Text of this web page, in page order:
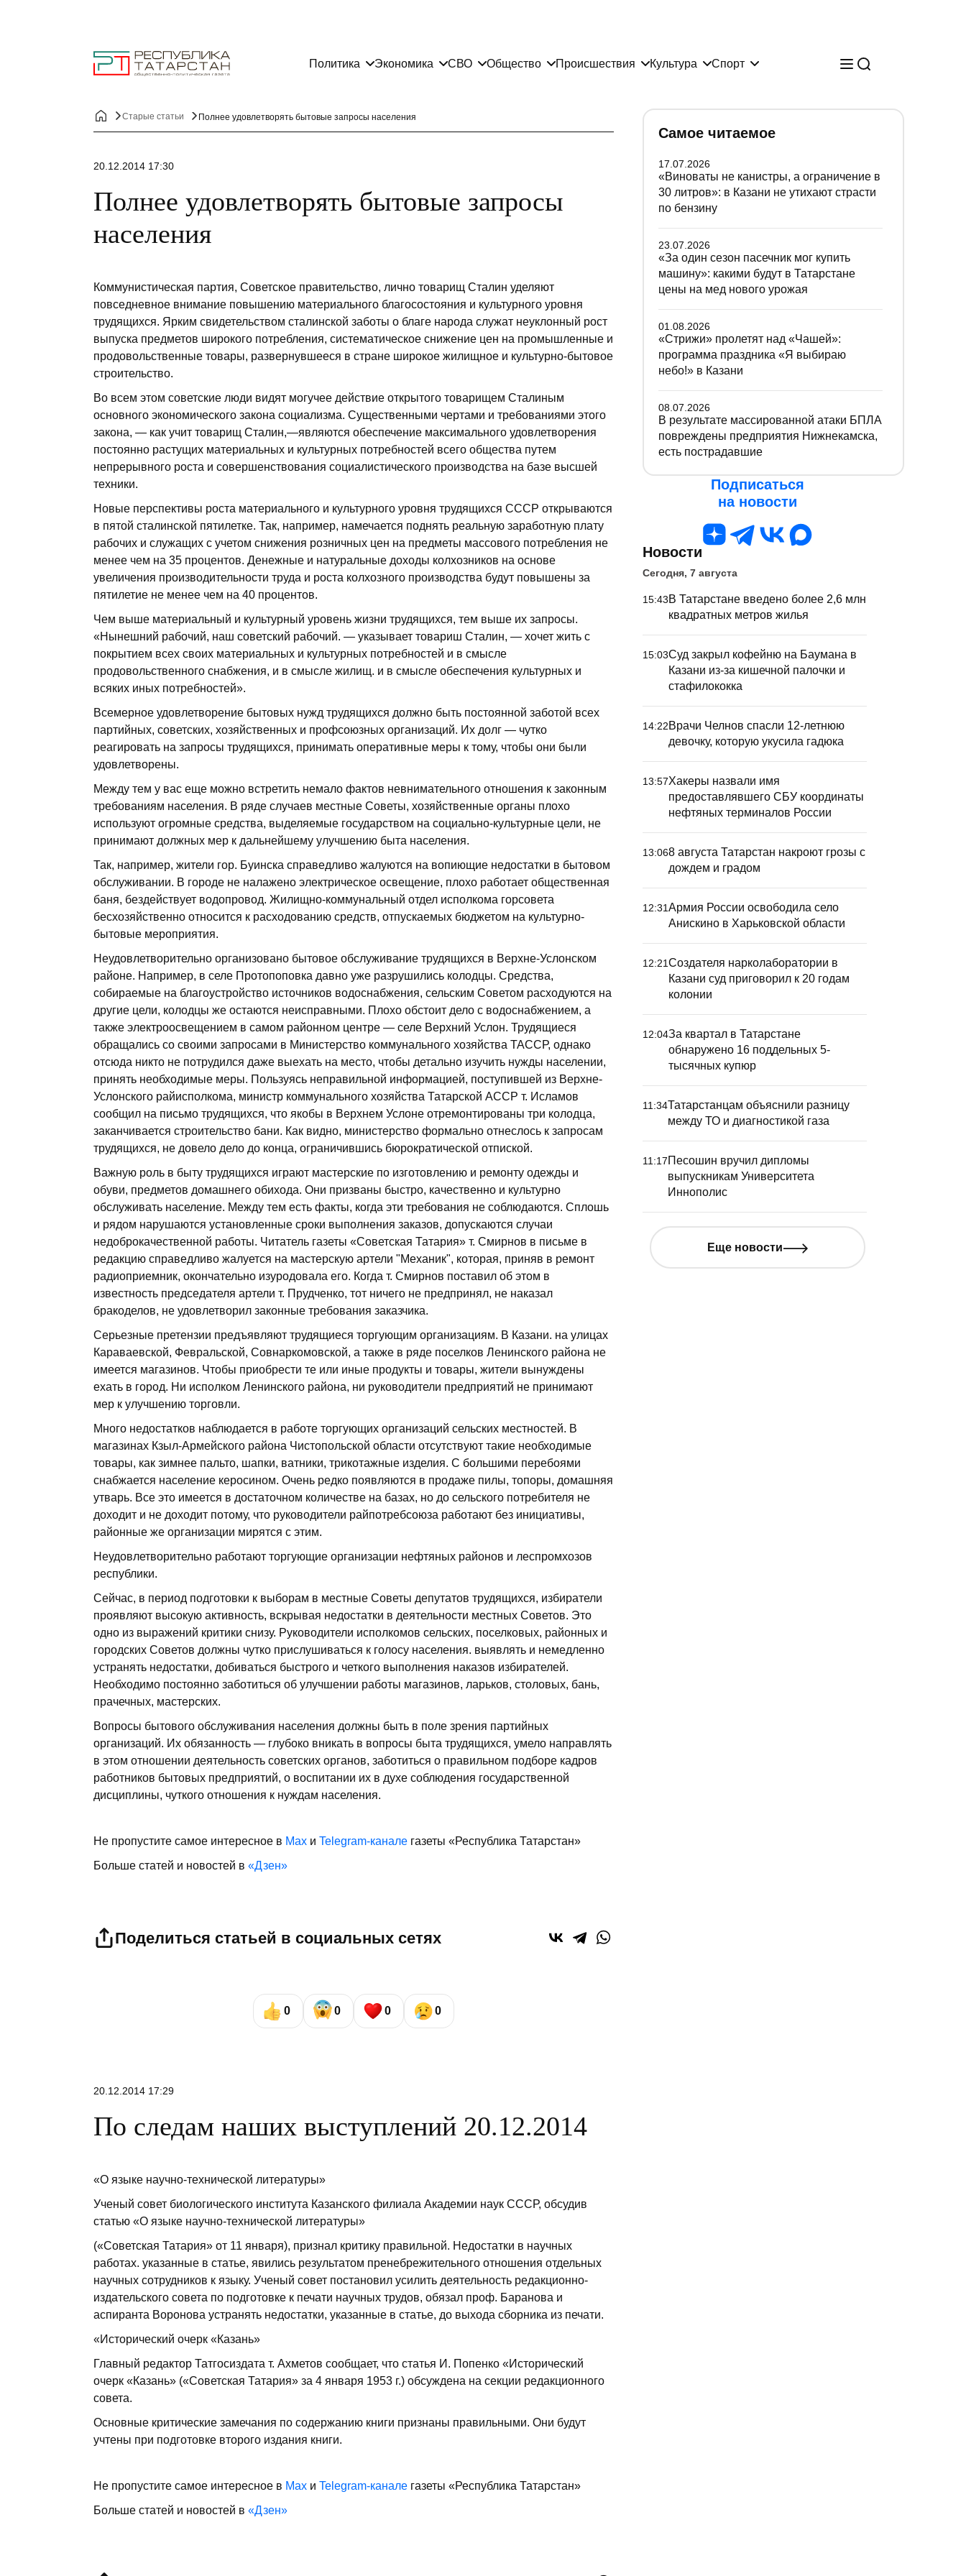
Политика Экономика СВО Общество Происшествия Культура Спорт
Старые статьи Полнее удовлетворять бытовые запросы населения
20.12.2014 17:30
Полнее удовлетворять бытовые запросы
населения
Коммунистическая партия, Советское правительство, лично товарищ Сталин уделяют
повседневное внимание повышению материального благосостояния и культурного уровня
трудящихся. Ярким свидетельством сталинской заботы о благе народа служат неуклонный рост
выпуска предметов широкого потребления, систематическое снижение цен на промышленные и
продовольственные товары, развернувшееся в стране широкое жилищное и культурно-бытовое
строительство.
Во всем этом советские люди видят могучее действие открытого товарищем Сталиным
основного экономического закона социализма. Существенными чертами и требованиями этого
закона, — как учит товарищ Сталин,—являются обеспечение максимального удовлетворения
постоянно растущих материальных и культурных потребностей всего общества путем
непрерывного роста и совершенствования социалистического производства на базе высшей
техники.
Новые перспективы роста материального и культурного уровня трудящихся СССР открываются
в пятой сталинской пятилетке. Так, например, намечается поднять реальную заработную плату
рабочих и служащих с учетом снижения розничных цен на предметы массового потребления не
менее чем на 35 процентов. Денежные и натуральные доходы колхозников на основе
увеличения производительности труда и роста колхозного производства будут повышены за
пятилетие не менее чем на 40 процентов.
Чем выше материальный и культурный уровень жизни трудящихся, тем выше их запросы.
«Нынешний рабочий, наш советский рабочий. — указывает товариш Сталин, — хочет жить с
покрытием всех своих материальных и культурных потребностей и в смысле
продовольственного снабжения, и в смысле жилищ. и в смысле обеспечения культурных и
всяких иных потребностей».
Всемерное удовлетворение бытовых нужд трудящихся должно быть постоянной заботой всех
партийных, советских, хозяйственных и профсоюзных организаций. Их долг — чутко
реагировать на запросы трудящихся, принимать оперативные меры к тому, чтобы они были
удовлетворены.
Между тем у вас еще можно встретить немало фактов невнимательного отношения к законным
требованиям населения. В ряде случаев местные Советы, хозяйственные органы плохо
используют огромные средства, выделяемые государством на социально-культурные цели, не
принимают должных мер к дальнейшему улучшению быта населения.
Так, например, жители гор. Буинска справедливо жалуются на вопиющие недостатки в бытовом
обслуживании. В городе не налажено электрическое освещение, плохо работает общественная
баня, бездействует водопровод. Жилищно-коммунальный отдел исполкома горсовета
бесхозяйственно относится к расходованию средств, отпускаемых бюджетом на культурно-
бытовые мероприятия.
Неудовлетворительно организовано бытовое обслуживание трудящихся в Верхне-Услонском
районе. Например, в селе Протопоповка давно уже разрушились колодцы. Средства,
собираемые на благоустройство источников водоснабжения, сельским Советом расходуются на
другие цели, колодцы же остаются неисправными. Плохо обстоит дело с водоснабжением, а
также электроосвещением в самом районном центре — селе Верхний Услон. Трудящиеся
обращались со своими запросами в Министерство коммунального хозяйства ТАССР, однако
отсюда никто не потрудился даже выехать на место, чтобы детально изучить нужды населении,
принять необходимые меры. Пользуясь неправильной информацией, поступившей из Верхне-
Услонского райисполкома, министр коммунального хозяйства Татарской АССР т. Исламов
сообщил на письмо трудящихся, что якобы в Верхнем Услоне отремонтированы три колодца,
заканчивается строительство бани. Как видно, министерство формально отнеслось к запросам
трудящихся, не довело дело до конца, ограничившись бюрократической отпиской.
Важную роль в быту трудящихся играют мастерские по изготовлению и ремонту одежды и
обуви, предметов домашнего обихода. Они призваны быстро, качественно и культурно
обслуживать население. Между тем есть факты, когда эти требования не соблюдаются. Сплошь
и рядом нарушаются установленные сроки выполнения заказов, допускаются случаи
недоброкачественной работы. Читатель газеты «Советская Татария» т. Смирнов в письме в
редакцию справедливо жалуется на мастерскую артели "Механик", которая, приняв в ремонт
радиоприемник, окончательно изуродовала его. Когда т. Смирнов поставил об этом в
известность председателя артели т. Прудченко, тот ничего не предпринял, не наказал
бракоделов, не удовлетворил законные требования заказчика.
Серьезные претензии предъявляют трудящиеся торгующим организациям. В Казани. на улицах
Караваевской, Февральской, Совнаркомовской, а также в ряде поселков Ленинского района не
имеется магазинов. Чтобы приобрести те или иные продукты и товары, жители вынуждены
ехать в город. Ни исполком Ленинского района, ни руководители предприятий не принимают
мер к улучшению торговли.
Много недостатков наблюдается в работе торгующих организаций сельских местностей. В
магазинах Кзыл-Армейского района Чистопольской области отсутствуют такие необходимые
товары, как зимнее пальто, шапки, ватники, трикотажные изделия. С большими перебоями
снабжается население керосином. Очень редко появляются в продаже пилы, топоры, домашняя
утварь. Все это имеется в достаточном количестве на базах, но до сельского потребителя не
доходит и не доходит потому, что руководители райпотребсоюза работают без инициативы,
районные же организации мирятся с этим.
Неудовлетворительно работают торгующие организации нефтяных районов и леспромхозов
республики.
Сейчас, в период подготовки к выборам в местные Советы депутатов трудящихся, избиратели
проявляют высокую активность, вскрывая недостатки в деятельности местных Советов. Это
одно из выражений критики снизу. Руководители исполкомов сельских, поселковых, районных и
городских Советов должны чутко прислушиваться к голосу населения. выявлять и немедленно
устранять недостатки, добиваться быстрого и четкого выполнения наказов избирателей.
Необходимо постоянно заботиться об улучшении работы магазинов, ларьков, столовых, бань,
прачечных, мастерских.
Вопросы бытового обслуживания населения должны быть в поле зрения партийных
организаций. Их обязанность — глубоко вникать в вопросы быта трудящихся, умело направлять
в этом отношении деятельность советских органов, заботиться о правильном подборе кадров
работников бытовых предприятий, о воспитании их в духе соблюдения государственной
дисциплины, чуткого отношения к нуждам населения.
Не пропустите самое интересное в Max и Telegram-канале газеты «Республика Татарстан»
Больше статей и новостей в «Дзен»
Поделиться статьей в социальных сетях
0 0 0 0
20.12.2014 17:29
По следам наших выступлений 20.12.2014
«О языке научно-технической литературы»
Ученый совет биологического института Казанского филиала Академии наук СССР, обсудив
статью «О языке научно-технической литературы»
(«Советская Татария» от 11 января), признал критику правильной. Недостатки в научных
работах. указанные в статье, явились результатом пренебрежительного отношения отдельных
научных сотрудников к языку. Ученый совет постановил усилить деятельность редакционно-
издательского совета по подготовке к печати научных трудов, обязал проф. Баранова и
аспиранта Воронова устранять недостатки, указанные в статье, до выхода сборника из печати.
«Исторический очерк «Казань»
Главный редактор Татгосиздата т. Ахметов сообщает, что статья И. Попенко «Исторический
очерк «Казань» («Советская Татария» за 4 января 1953 г.) обсуждена на секции редакционного
совета.
Основные критические замечания по содержанию книги признаны правильными. Они будут
учтены при подготовке второго издания книги.
Не пропустите самое интересное в Max и Telegram-канале газеты «Республика Татарстан»
Больше статей и новостей в «Дзен»
Самое читаемое
17.07.2026
«Виноваты не канистры, а ограничение в
30 литров»: в Казани не утихают страсти
по бензину
23.07.2026
«За один сезон пасечник мог купить
машину»: какими будут в Татарстане
цены на мед нового урожая
01.08.2026
«Стрижи» пролетят над «Чашей»:
программа праздника «Я выбираю
небо!» в Казани
08.07.2026
В результате массированной атаки БПЛА
повреждены предприятия Нижнекамска,
есть пострадавшие
Подписаться
на новости
Новости
Сегодня, 7 августа
15:43В Татарстане введено более 2,6 млн
квадратных метров жилья
15:03Суд закрыл кофейню на Баумана в
Казани из-за кишечной палочки и
стафилококка
14:22Врачи Челнов спасли 12-летнюю
девочку, которую укусила гадюка
13:57Хакеры назвали имя
предоставлявшего СБУ координаты
нефтяных терминалов России
13:068 августа Татарстан накроют грозы с
дождем и градом
12:31Армия России освободила село
Анискино в Харьковской области
12:21Создателя нарколаборатории в
Казани суд приговорил к 20 годам
колонии
12:04За квартал в Татарстане
обнаружено 16 поддельных 5-
тысячных купюр
11:34Татарстанцам объяснили разницу
между ТО и диагностикой газа
11:17Песошин вручил дипломы
выпускникам Университета
Иннополис
Еще новости